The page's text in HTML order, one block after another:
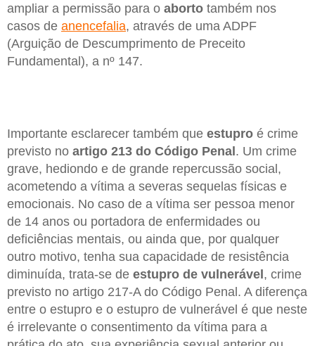
ampliar a permissão para o aborto também nos
casos de anencefalia, através de uma ADPF
(Arguição de Descumprimento de Preceito
Fundamental), a nº 147.
Importante esclarecer também que estupro é crime
previsto no artigo 213 do Código Penal . Um crime
grave, hediondo e de grande repercussão social,
acometendo a vítima a severas sequelas físicas e
emocionais. No caso de a vítima ser pessoa menor
de 14 anos ou portadora de enfermidades ou
deficiências mentais, ou ainda que, por qualquer
outro motivo, tenha sua capacidade de resistência
diminuída, trata-se de estupro de vulnerável , crime
previsto no artigo 217-A do Código Penal. A diferença
entre o estupro e o estupro de vulnerável é que neste
é irrelevante o consentimento da vítima para a